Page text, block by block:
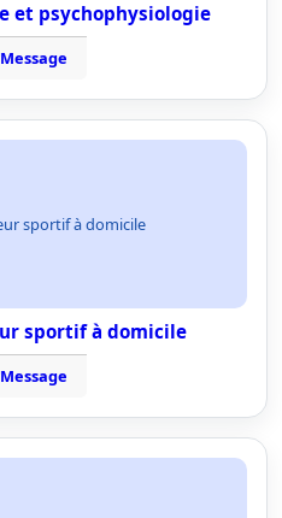
et psychophysiologie
sportif à domicile
sportif à domicile